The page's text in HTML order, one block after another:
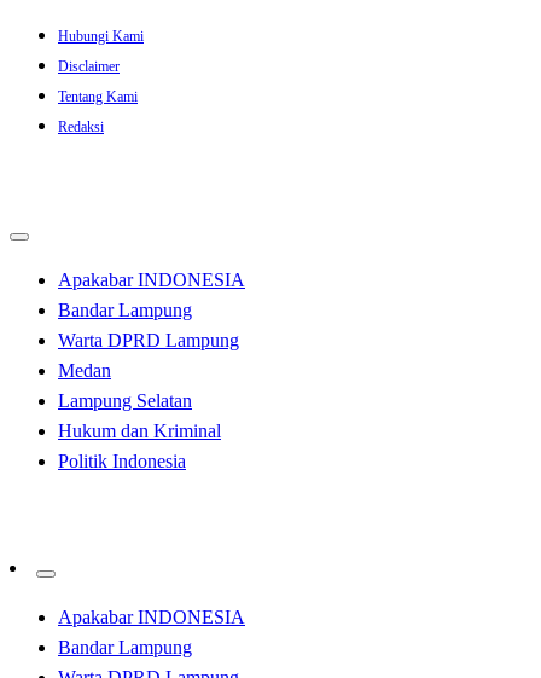
Skip
content
Hubungi Kami
Disclaimer
Tentang Kami
Redaksi
Apakabar INDONESIA
Bandar Lampung
Warta DPRD Lampung
Medan
Lampung Selatan
Hukum dan Kriminal
Politik Indonesia
Apakabar INDONESIA
Bandar Lampung